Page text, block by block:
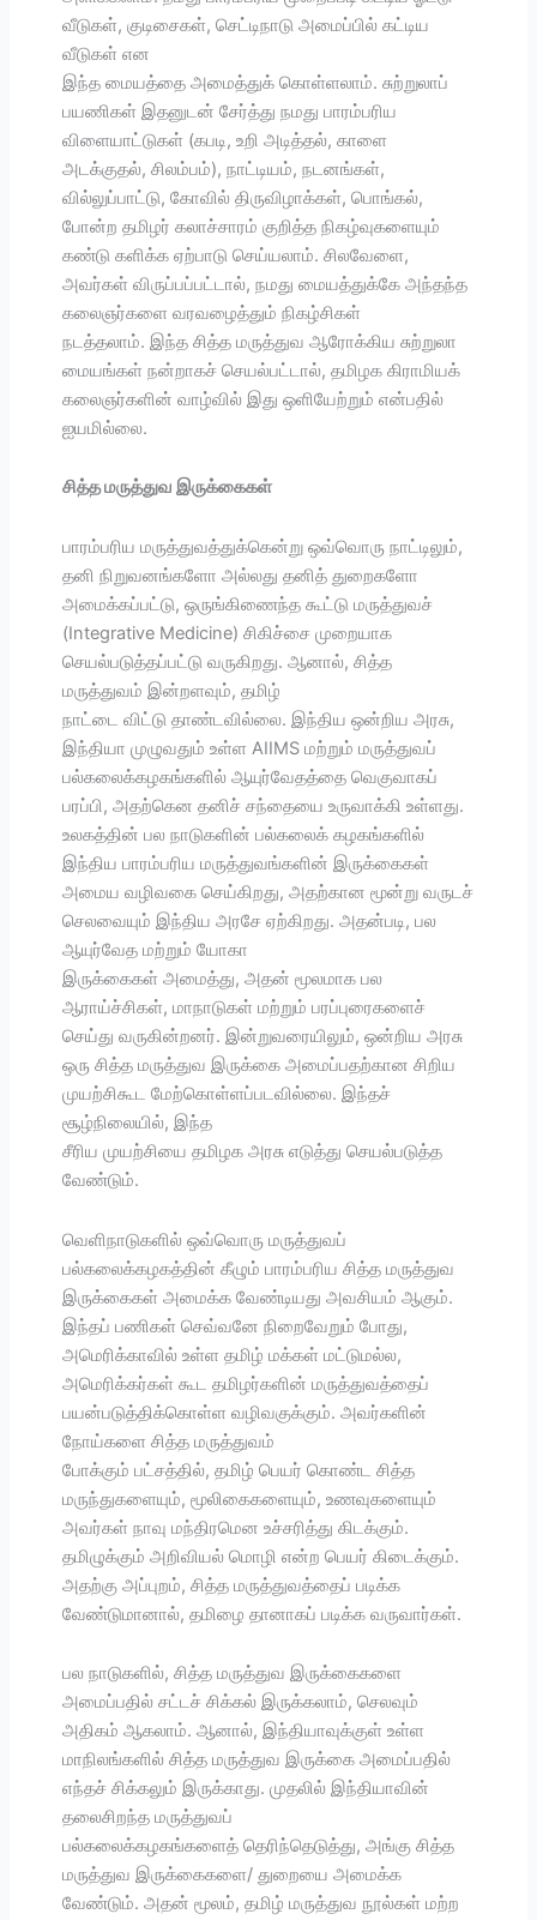
வீடுகள், குடிசைகள், செட்டிநாடு அமைப்பில் கட்டிய
வீடுகள் என
இந்த மையத்தை அமைத்துக் கொள்ளலாம். சுற்றுலாப்
பயணிகள் இதனுடன் சேர்த்து நமது பாரம்பரிய
விளையாட்டுகள் (கபடி, உறி அடித்தல், காளை
அடக்குதல், சிலம்பம்), நாட்டியம், நடனங்கள்,
வில்லுப்பாட்டு, கோவில் திருவிழாக்கள், பொங்கல்,
போன்ற தமிழர் கலாச்சாரம் குறித்த நிகழ்வுகளையும்
கண்டு களிக்க ஏற்பாடு செய்யலாம். சிலவேளை,
அவர்கள் விருப்பப்பட்டால், நமது மையத்துக்கே அந்தந்த
கலைஞர்களை வரவழைத்தும் நிகழ்சிகள்
நடத்தலாம். இந்த சித்த மருத்துவ ஆரோக்கிய சுற்றுலா
மையங்கள் நன்றாகச் செயல்பட்டால், தமிழக கிராமியக்
கலைஞர்களின் வாழ்வில் இது ஒளியேற்றும் என்பதில்
ஐயமில்லை.
சித்த மருத்துவ இருக்கைகள்
பாரம்பரிய மருத்துவத்துக்கென்று ஒவ்வொரு நாட்டிலும்,
தனி நிறுவனங்களோ அல்லது தனித் துறைகளோ
அமைக்கப்பட்டு, ஒருங்கிணைந்த கூட்டு மருத்துவச்
(Integrative Medicine) சிகிச்சை முறையாக
செயல்படுத்தப்பட்டு வருகிறது. ஆனால், சித்த
மருத்துவம் இன்றளவும், தமிழ்
நாட்டை விட்டு தாண்டவில்லை. இந்திய ஒன்றிய அரசு,
இந்தியா முழுவதும் உள்ள AIIMS மற்றும் மருத்துவப்
பல்கலைக்கழகங்களில் ஆயுர்வேதத்தை வெகுவாகப்
பரப்பி, அதற்கென தனிச் சந்தையை உருவாக்கி உள்ளது.
உலகத்தின் பல நாடுகளின் பல்கலைக் கழகங்களில்
இந்திய பாரம்பரிய மருத்துவங்களின் இருக்கைகள்
அமைய வழிவகை செய்கிறது, அதற்கான மூன்று வருடச்
செலவையும் இந்திய அரசே ஏற்கிறது. அதன்படி, பல
ஆயுர்வேத மற்றும் யோகா
இருக்கைகள் அமைத்து, அதன் மூலமாக பல
ஆராய்ச்சிகள், மாநாடுகள் மற்றும் பரப்புரைகளைச்
செய்து வருகின்றனர். இன்றுவரையிலும், ஒன்றிய அரசு
ஒரு சித்த மருத்துவ இருக்கை அமைப்பதற்கான சிறிய
முயற்சிகூட மேற்கொள்ளப்படவில்லை. இந்தச்
சூழ்நிலையில், இந்த
சீரிய முயற்சியை தமிழக அரசு எடுத்து செயல்படுத்த
வேண்டும்.
வெளிநாடுகளில் ஒவ்வொரு மருத்துவப்
பல்கலைக்கழகத்தின் கீழும் பாரம்பரிய சித்த மருத்துவ
இருக்கைகள் அமைக்க வேண்டியது அவசியம் ஆகும்.
இந்தப் பணிகள் செவ்வனே நிறைவேறும் போது,
அமெரிக்காவில் உள்ள தமிழ் மக்கள் மட்டுமல்ல,
அமெரிக்கர்கள் கூட தமிழர்களின் மருத்துவத்தைப்
பயன்படுத்திக்கொள்ள வழிவகுக்கும். அவர்களின்
நோய்களை சித்த மருத்துவம்
போக்கும் பட்சத்தில், தமிழ் பெயர் கொண்ட சித்த
மருந்துகளையும், மூலிகைகளையும், உணவுகளையும்
அவர்கள் நாவு மந்திரமென உச்சரித்து கிடக்கும்.
தமிழுக்கும் அறிவியல் மொழி என்ற பெயர் கிடைக்கும்.
அதற்கு அப்புறம், சித்த மருத்துவத்தைப் படிக்க
வேண்டுமானால், தமிழை தானாகப் படிக்க வருவார்கள்.
பல நாடுகளில், சித்த மருத்துவ இருக்கைகளை
அமைப்பதில் சட்டச் சிக்கல் இருக்கலாம், செலவும்
அதிகம் ஆகலாம். ஆனால், இந்தியாவுக்குள் உள்ள
மாநிலங்களில் சித்த மருத்துவ இருக்கை அமைப்பதில்
எந்தச் சிக்கலும் இருக்காது. முதலில் இந்தியாவின்
தலைசிறந்த மருத்துவப்
பல்கலைக்கழகங்களைத் தெரிந்தெடுத்து, அங்கு சித்த
மருத்துவ இருக்கைகளை/ துறையை அமைக்க
வேண்டும். அதன் மூலம், தமிழ் மருத்துவ நூல்கள் மற்ற